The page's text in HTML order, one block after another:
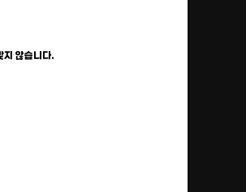
지 않습니다.